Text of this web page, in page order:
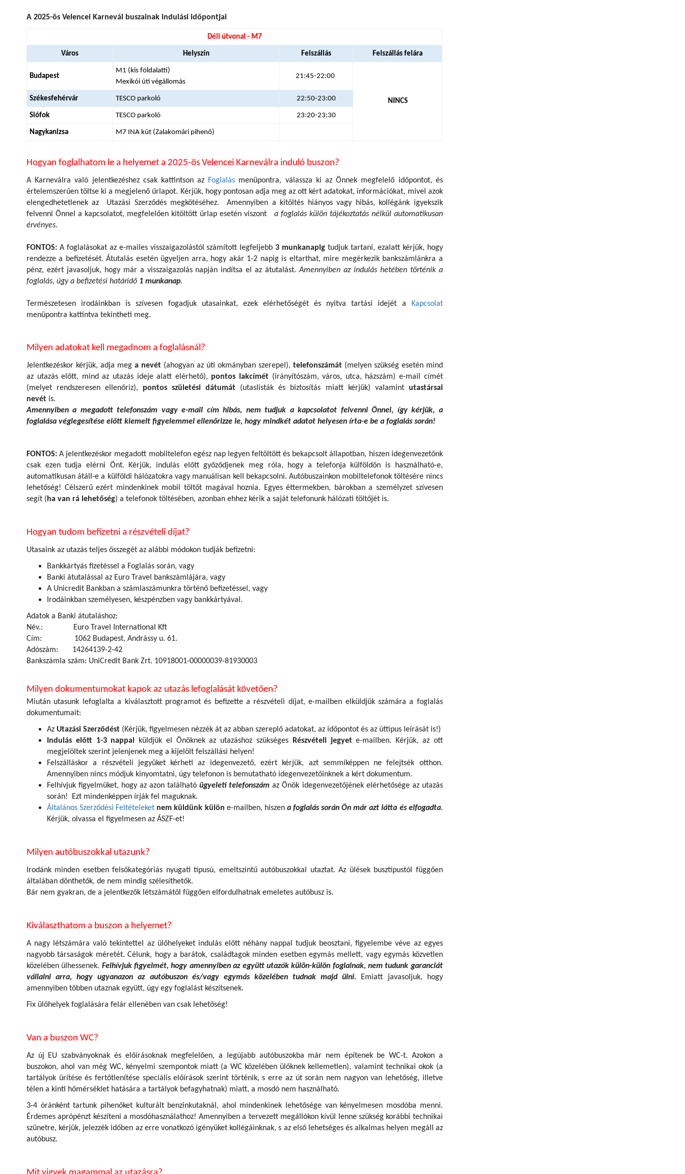
A 2025-ös Velencei Karnevál buszainak indulási időpontjai
Déli útvonal - M7
Város Helyszín Felszállás Felszállás felára
Budapest
M1 (kis földalatti)
Mexikói úti végállomás
21:45-22:00
NINCS
Székesfehérvár TESCO parkoló 22:50-23:00
Siófok TESCO parkoló 23:20-23:30
Nagykanizsa M7 INA kút (Zalakomári pihenő)
Hogyan foglalhatom le a helyemet a 2025-ös Velencei Karneválra induló buszon?
A Karneválra való jelentkezéshez csak kattintson az Foglalás menüpontra, válassza ki az Önnek megfelelő időpontot, és
értelemszerűen töltse ki a megjelenő űrlapot. Kérjük, hogy pontosan adja meg az ott kért adatokat, információkat, mivel azok
elengedhetetlenek az Utazási Szerződés megkötéséhez. Amennyiben a kitöltés hiányos vagy hibás, kollégánk igyekszik
felvenni Önnel a kapcsolatot, megfelelően kitöltött űrlap esetén viszont
a foglalás külön tájékoztatás nélkül automatikusan
érvényes.
FONTOS: A foglalásokat az e-mailes visszaigazolástól számított legfeljebb3 munkanapig tudjuk tartani, ezalatt kérjük, hogy
rendezze a befizetését. Átutalás esetén ügyeljen arra, hogy akár 1-2 napig is eltarthat, mire megérkezik bankszámlánkra a
pénz, ezért javasoljuk, hogy már a visszaigazolás napján indítsa el az átutalást.Amennyiben az indulás hetében történik a
foglalás, úgy a befizetési határidő 1 munkanap.
Természetesen irodáinkban is szívesen fogadjuk utasainkat, ezek elérhetőségét és nyitva tartási idejét a
Kapcsolat
menüpontra kattintva tekintheti meg.
Milyen adatokat kell megadnom a foglalásnál?
Jelentkezéskor kérjük, adja meg a nevét(ahogyan az úti okmányban szerepel), telefonszámát (melyen szükség esetén mind
az utazás előtt, mind az utazás ideje alatt elérhető), pontos lakcímét (irányítószám, város, utca, házszám) e-mail címét
(melyet rendszeresen ellenőriz), pontos születési dátumát (utaslisták és biztosítás miatt kérjük) valamint utastársai
nevét is.
Amennyiben a megadott telefonszám vagy e-mail cím hibás, nem tudjuk a kapcsolatot felvenni Önnel, így kérjük, a
foglalása véglegesítése előtt kiemelt figyelemmel ellenőrizze le, hogy mindkét adatot helyesen írta-e be a foglalás során!
FONTOS: A jelentkezéskor megadott mobiltelefon egész nap legyen feltöltött és bekapcsolt állapotban, hiszen idegenvezetőnk
csak ezen tudja elérni Önt. Kérjük, indulás előtt győződjenek meg róla, hogy a telefonja külföldön is használható-e,
automatikusan átáll-e a külföldi hálózatokra vagy manuálisan kell bekapcsolni. Autóbuszainkon mobiltelefonok töltésére nincs
lehetőség! Célszerű ezért mindenkinek mobil töltőt magával hoznia. Egyes éttermekben, bárokban a személyzet szívesen
segít ( ha van rá lehetőség) a telefonok töltésében, azonban ehhez kérik a saját telefonunk hálózati töltőjét is.
Hogyan tudom befizetni a részvételi díjat?
Utasaink az utazás teljes összegét az alábbi módokon tudják befizetni:
Bankkártyás fizetéssel a Foglalás során, vagy
Banki átutalással az Euro Travel bankszámlájára, vagy
A Unicredit Bankban a számlaszámunkra történő befizetéssel, vagy
Irodáinkban személyesen, készpénzben vagy bankkártyával.
Adatok a Banki átutaláshoz:
Név.: Euro Travel International Kft
Cím: 1062 Budapest, Andrássy u. 61.
Adószám: 14264139-2-42
Bankszámla szám: UniCredit Bank Zrt. 10918001-00000039-81930003
Milyen dokumentumokat kapok az utazás lefoglalását követően?
Miután utasunk lefoglalta a kiválasztott programot és befizette a részvételi díjat, e-mailben elküldjük számára a foglalás
dokumentumait:
Az Utazási Szerződést (Kérjük, figyelmesen nézzék át az abban szereplő adatokat, az időpontot és az úttípus leírását is!)
Indulás előtt 1-3 nappal
küldjük el Önöknek az utazáshoz szükséges Részvételi jegyete-mailben. Kérjük, az ott
megjelöltek szerint jelenjenek meg a kijelölt felszállási helyen!
Felszálláskor a részvételi jegyüket kérheti az idegenvezető, ezért kérjük, azt semmiképpen ne felejtsék otthon.
Amennyiben nincs módjuk kinyomtatni, úgy telefonon is bemutatható idegenvezetőinknek a kért dokumentum.
Felhívjuk figyelmüket, hogy az azon találhatóügyeleti telefonszám az Önök idegenvezetőjének elérhetősége az utazás
során! Ezt mindenképpen írják fel maguknak.
Általános Szerződési Feltételeket nem küldünk külön e-mailben, hiszen a foglalás során Ön már azt látta és elfogadta.
Kérjük, olvassa el figyelmesen az ÁSZF-et!
Milyen autóbuszokkal utazunk?
Irodánk minden esetben felsőkategóriás nyugati típusú, emeltszintű autóbuszokkal utaztat. Az ülések busztípustól függően
általában dönthetők, de nem mindig szélesíthetők.
Bár nem gyakran, de a jelentkezők létszámától függően elfordulhatnak emeletes autóbusz is.
Kiválaszthatom a buszon a helyemet?
A nagy létszámára való tekintettel az ülőhelyeket indulás előtt néhány nappal tudjuk beosztani, figyelembe véve az egyes
nagyobb társaságok méretét. Célunk, hogy a barátok, családtagok minden esetben egymás mellett, vagy egymás közvetlen
közelében ülhessenek. Felhívjuk figyelmét, hogy amennyiben az együtt utazók külön-külön foglalnak, nem tudunk garanciát
vállalni arra, hogy ugyanazon az autóbuszon és/vagy egymás közelében tudnak majd ülni. Emiatt javasoljuk, hogy
amennyiben többen utaznak együtt, úgy egy foglalást készítsenek.
Fix ülőhelyek foglalására felár ellenében van csak lehetőség!
Van a buszon WC?
Az új EU szabványoknak és előírásoknak megfelelően, a legújabb autóbuszokba már nem építenek be WC-t. Azokon a
buszokon, ahol van még WC, kényelmi szempontok miatt (a WC közelében ülőknek kellemetlen), valamint technikai okok (a
tartályok ürítése és fertőtlenítése speciális előírások szerint történik, s erre az út során nem nagyon van lehetőség, illetve
télen a kinti hőmérséklet hatására a tartályok befagyhatnak) miatt, a mosdó nem használható.
3-4 óránként tartunk pihenőket kulturált benzinkutaknál, ahol mindenkinek lehetősége van kényelmesen mosdóba menni.
Érdemes aprópénzt készíteni a mosdóhasználathoz! Amennyiben a tervezett megállókon kívül lenne szükség korábbi technikai
szünetre, kérjük, jelezzék időben az erre vonatkozó igényüket kollégáinknak, s az első lehetséges és alkalmas helyen megáll az
autóbusz.